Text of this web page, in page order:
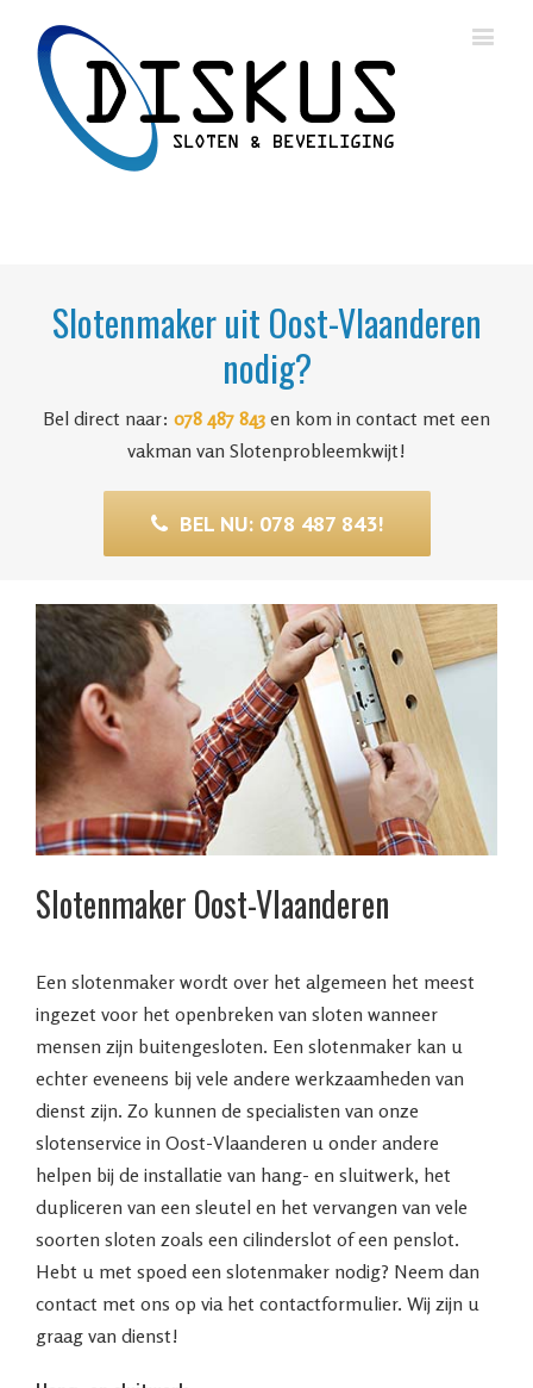
Slotenmaker uit Oost-Vlaanderen
nodig?
Bel direct naar: 078 487 843 en kom in contact met een
vakman van Slotenprobleemkwijt!
BEL NU: 078 487 843!
Slotenmaker Oost-Vlaanderen
Een slotenmaker wordt over het algemeen het meest
ingezet voor het openbreken van sloten wanneer
mensen zijn buitengesloten. Een slotenmaker kan u
echter eveneens bij vele andere werkzaamheden van
dienst zijn. Zo kunnen de specialisten van onze
slotenservice in Oost-Vlaanderen u onder andere
helpen bij de installatie van hang- en sluitwerk, het
dupliceren van een sleutel en het vervangen van vele
soorten sloten zoals een cilinderslot of een penslot.
Hebt u met spoed een slotenmaker nodig? Neem dan
contact met ons op via het contactformulier. Wij zijn u
graag van dienst!